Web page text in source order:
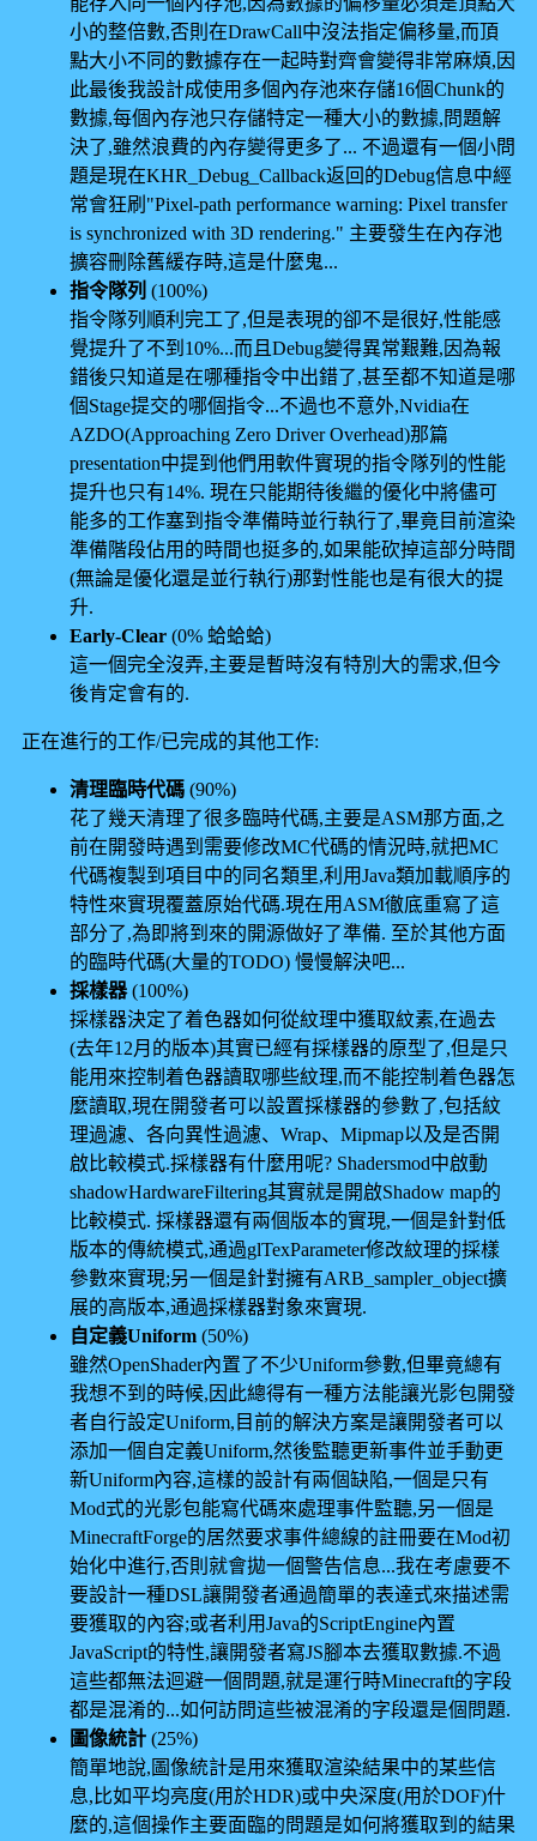
小的整倍數,否則在DrawCall中沒法指定偏移量,而頂
點大小不同的數據存在一起時對齊會變得非常麻煩,因
此最後我設計成使用多個內存池來存儲16個Chunk的
數據,每個內存池只存儲特定一種大小的數據,問題解
決了,雖然浪費的內存變得更多了... 不過還有一個小問
題是現在KHR_Debug_Callback返回的Debug信息中經
常會狂刷"Pixel-path performance warning: Pixel transfer
is synchronized with 3D rendering." 主要發生在內存池
擴容刪除舊緩存時,這是什麼鬼...
指令隊列 (100%)
指令隊列順利完工了,但是表現的卻不是很好,性能感
覺提升了不到10%...而且Debug變得異常艱難,因為報
錯後只知道是在哪種指令中出錯了,甚至都不知道是哪
個Stage提交的哪個指令...不過也不意外,Nvidia在
AZDO(Approaching Zero Driver Overhead)那篇
presentation中提到他們用軟件實現的指令隊列的性能
提升也只有14%. 現在只能期待後繼的優化中將儘可
能多的工作塞到指令準備時並行執行了,畢竟目前渲染
準備階段佔用的時間也挺多的,如果能砍掉這部分時間
(無論是優化還是並行執行)那對性能也是有很大的提
升.
Early-Clear(0% 蛤蛤蛤)
這一個完全沒弄,主要是暫時沒有特別大的需求,但今
後肯定會有的.
正在進行的工作/已完成的其他工作:
清理臨時代碼(90%)
花了幾天清理了很多臨時代碼,主要是ASM那方面,之
前在開發時遇到需要修改MC代碼的情況時,就把MC
代碼複製到項目中的同名類里,利用Java類加載順序的
特性來實現覆蓋原始代碼.現在用ASM徹底重寫了這
部分了,為即將到來的開源做好了準備. 至於其他方面
的臨時代碼(大量的TODO) 慢慢解決吧...
採樣器(100%)
採樣器決定了着色器如何從紋理中獲取紋素,在過去
(去年12月的版本)其實已經有採樣器的原型了,但是只
能用來控制着色器讀取哪些紋理,而不能控制着色器怎
麼讀取,現在開發者可以設置採樣器的參數了,包括紋
理過濾、各向異性過濾、Wrap、Mipmap以及是否開
啟比較模式.採樣器有什麼用呢? Shadersmod中啟動
shadowHardwareFiltering其實就是開啟Shadow map的
比較模式. 採樣器還有兩個版本的實現,一個是針對低
版本的傳統模式,通過glTexParameter修改紋理的採樣
參數來實現;另一個是針對擁有ARB_sampler_object擴
展的高版本,通過採樣器對象來實現.
自定義Uniform(50%)
雖然OpenShader內置了不少Uniform參數,但畢竟總有
我想不到的時候,因此總得有一種方法能讓光影包開發
者自行設定Uniform,目前的解決方案是讓開發者可以
添加一個自定義Uniform,然後監聽更新事件並手動更
新Uniform內容,這樣的設計有兩個缺陷,一個是只有
Mod式的光影包能寫代碼來處理事件監聽,另一個是
MinecraftForge的居然要求事件總線的註冊要在Mod初
始化中進行,否則就會拋一個警告信息...我在考慮要不
要設計一種DSL讓開發者通過簡單的表達式來描述需
要獲取的內容;或者利用Java的ScriptEngine內置
JavaScript的特性,讓開發者寫JS腳本去獲取數據.不過
這些都無法迴避一個問題,就是運行時Minecraft的字段
都是混淆的...如何訪問這些被混淆的字段還是個問題.
圖像統計(25%)
簡單地說,圖像統計是用來獲取渲染結果中的某些信
息,比如平均亮度(用於HDR)或中央深度(用於DOF)什
麼的,這個操作主要面臨的問題是如何將獲取到的結果